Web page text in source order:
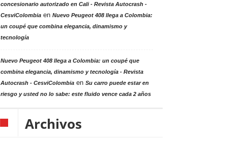
concesionario autorizado en Cali - Revista Autocrash -
CesviColombiaen Nuevo Peugeot 408 llega a Colombia:
un coupé que combina elegancia, dinamismo y
tecnología
Nuevo Peugeot 408 llega a Colombia: un coupé que
combina elegancia, dinamismo y tecnología - Revista
Autocrash - CesviColombiaen Su carro puede estar en
riesgo y usted no lo sabe: este fluido vence cada 2 años
Archivos